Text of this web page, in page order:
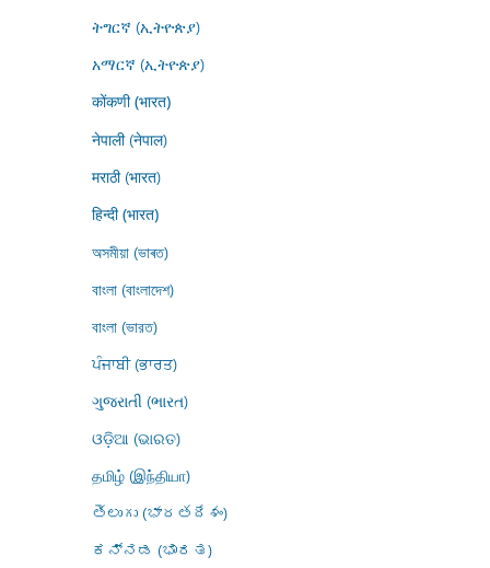
ትግርኛ (ኢትዮጵያ)
አማርኛ (ኢትዮጵያ)
कोंकणी (भारत)
नेपाली (नेपाल)
मराठी (भारत)
हिन्दी (भारत)
অসমীয়া (ভাৰত)
বাংলা (বাংলাদেশ)
বাংলা (ভারত)
ਪੰਜਾਬੀ (ਭਾਰਤ)
ગુજરાતી (ભારત)
ଓଡ଼ିଆ (ଭାରତ)
தமிழ் (இந்தியா)
తెలుగు (భారతదేశం)
ಕನ್ನಡ (ಭಾರತ)